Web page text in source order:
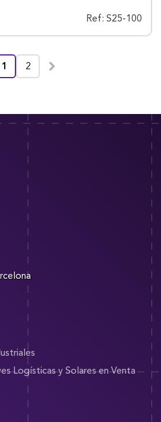
Ref: S25-100
1 2
Logísticas y Solares en Venta